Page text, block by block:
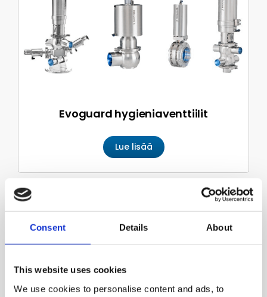
Consent Details About
This website uses cookies
We use cookies to personalise content and ads, to
Evoguard hygienia­venttiilit
Lue lisää